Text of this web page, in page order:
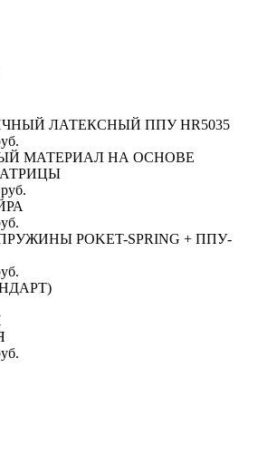
ЛАТЕКСНЫЙ ППУ HR5035
МАТЕРИАЛ НА ОСНОВЕ
POKET-SPRING + ППУ-